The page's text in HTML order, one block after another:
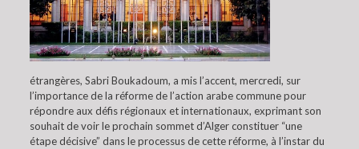
étrangères, Sabri Boukadoum, a mis l’accent, mercredi, sur
l’importance de la réforme de l’action arabe commune pour
répondre aux défis régionaux et internationaux, exprimant son
souhait de voir le prochain sommet d’Alger constituer “une
étape décisive” dans le processus de cette réforme, à l’instar du